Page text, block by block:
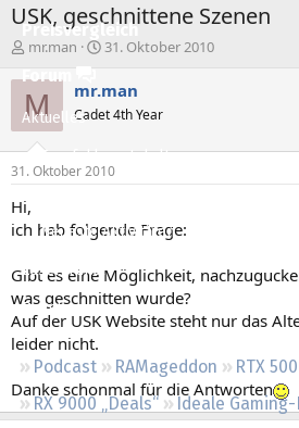
Preisvergleich
Forum
Aktuelles
Empfohlene Inhalte
Neueste Aktivitäten
Leserartikel
Regeln
Podcast RAMageddon
RTX
RX 9000 „Deals“
Ideale Gaming-
USK, geschnittene Szenen
E
r
s
t
e
e
mr.man
E
s
e
l
t
31. Oktober 2010
M mr.man
Cadet 4th Year
31. Oktober 2010
Hi,
ich hab folgende Frage:
Gibt es eine Möglichkeit,
was geschnitten wurde?
Auf der USK Website steht nur das
leider nicht.
Danke schonmal für die Antworten